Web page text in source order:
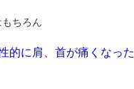
ちろん
的に肩、首が痛くなった